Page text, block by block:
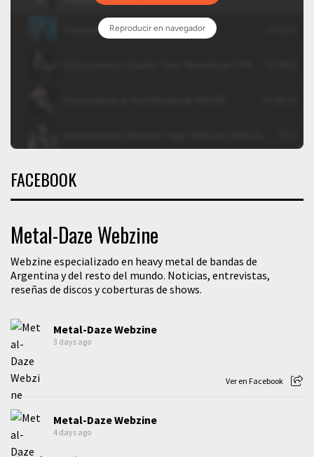
FACEBOOK
Metal-Daze Webzine
Webzine especializado en heavy metal de bandas de
Argentina y del resto del mundo. Noticias, entrevistas,
reseñas de discos y coberturas de shows.
Metal-Daze Webzine
3 days ago
Ver en Facebook
Metal-Daze Webzine
4 days ago